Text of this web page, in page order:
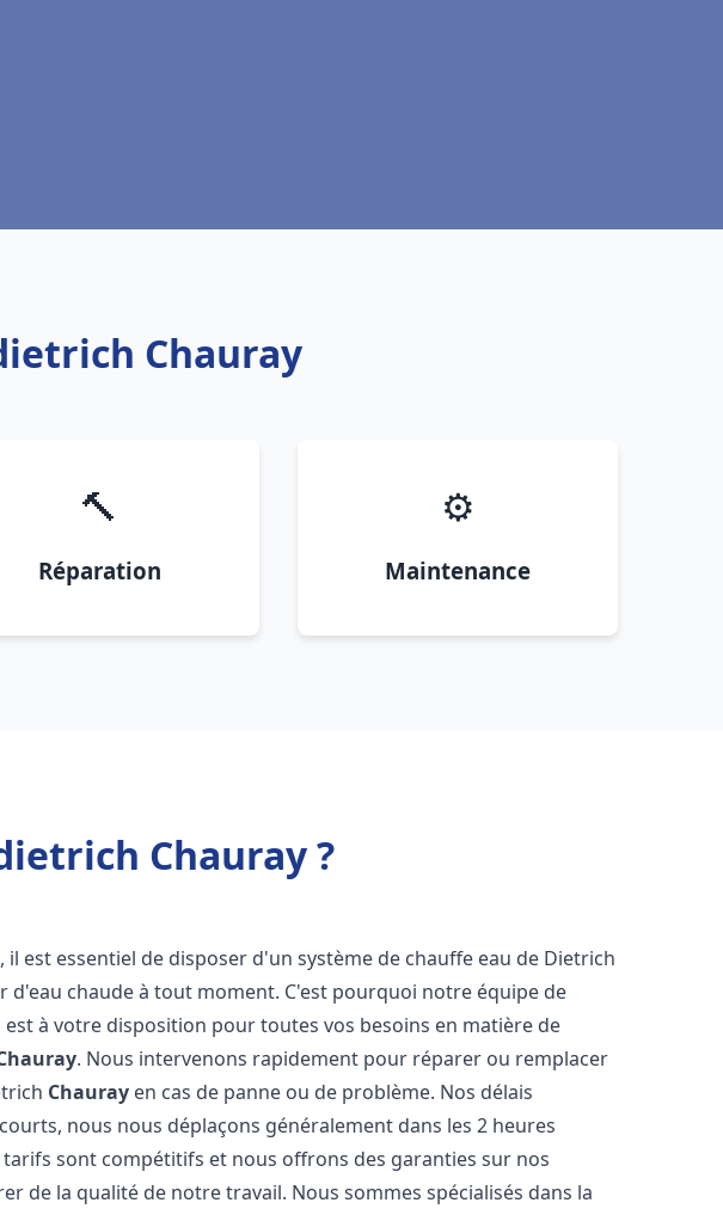
Chauray
🔨
Réparation
⚙️
Maintenance
Chauray ?
, il est essentiel de disposer d'un système de chauffe eau de Dietrich
chaude à tout moment. C'est pourquoi notre équipe de
à votre disposition pour toutes vos besoins en matière de
. Nous intervenons rapidement pour réparer ou remplacer
Chauray en cas de panne ou de problème. Nos délais
nous nous déplaçons généralement dans les 2 heures
sont compétitifs et nous offrons des garanties sur nos
de la qualité de notre travail. Nous sommes spécialisés dans la